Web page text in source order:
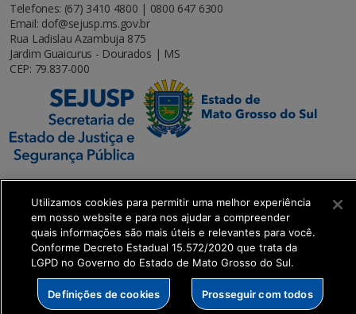
Telefones: (67) 3410 4800 | 0800 647 6300
Email: dof@sejusp.ms.gov.br
Rua Ladislau Azambuja 875
Jardim Guaicurus - Dourados | MS
CEP: 79.837-000
SETDIG | Secretaria-Executiva de Transformação
Digital
Utilizamos cookies para permitir uma melhor experiência
em nosso website e para nos ajudar a compreender
quais informações são mais úteis e relevantes para você.
Conforme Decreto Estadual 15.572/2020 que trata da
LGPD no Governo do Estado de Mato Grosso do Sul.
Definições de cookies Prosseguir com todos